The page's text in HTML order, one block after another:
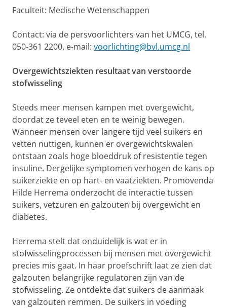
Faculteit: Medische Wetenschappen
Contact: via de persvoorlichters van het UMCG, tel.
050-361 2200, e-mail: voorlichting@bvl.umcg.nl
Overgewichtsziekten resultaat van verstoorde
stofwisseling
Steeds meer mensen kampen met overgewicht,
doordat ze teveel eten en te weinig bewegen.
Wanneer mensen over langere tijd veel suikers en
vetten nuttigen, kunnen er overgewichtskwalen
ontstaan zoals hoge bloeddruk of resistentie tegen
insuline. Dergelijke symptomen verhogen de kans op
suikerziekte en op hart- en vaatziekten. Promovenda
Hilde Herrema onderzocht de interactie tussen
suikers, vetzuren en galzouten bij overgewicht en
diabetes.
Herrema stelt dat onduidelijk is wat er in
stofwisselingprocessen bij mensen met overgewicht
precies mis gaat. In haar proefschrift laat ze zien dat
galzouten belangrijke regulatoren zijn van de
stofwisseling. Ze ontdekte dat suikers de aanmaak
van galzouten remmen. De suikers in voeding